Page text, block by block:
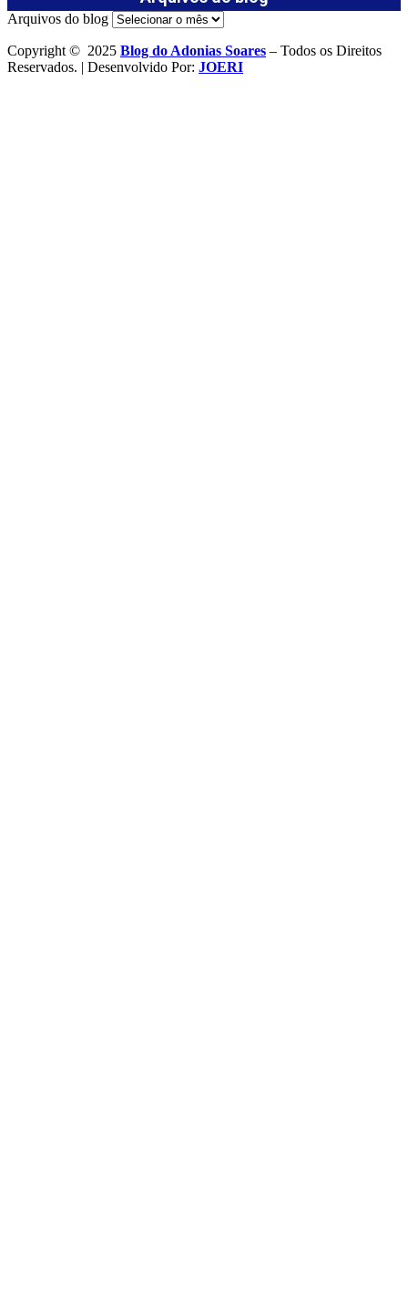
Arquivos do blog
Copyright © 2025 Blog do Adonias Soares – Todos os Direitos
Reservados. | Desenvolvido Por: JOERI